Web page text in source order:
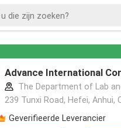
Advance International
The Department of Lab
239 Tunxi Road, Hefei, Anhui,
Geverifieerde Leverancier